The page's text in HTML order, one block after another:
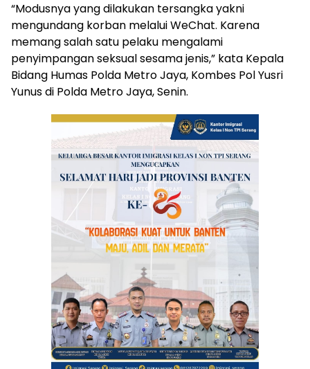
“Modusnya yang dilakukan tersangka yakni
mengundang korban melalui WeChat. Karena
memang salah satu pelaku mengalami
penyimpangan seksual sesama jenis,” kata Kepala
Bidang Humas Polda Metro Jaya, Kombes Pol Yusri
Yunus di Polda Metro Jaya, Senin.